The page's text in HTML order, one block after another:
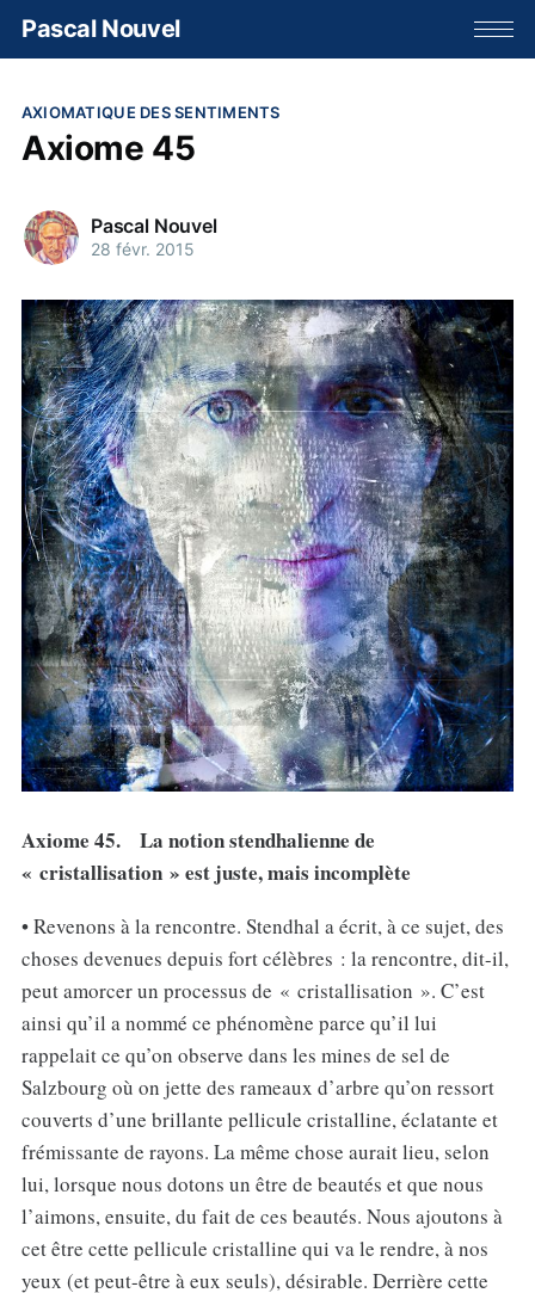
Pascal Nouvel
AXIOMATIQUE DES SENTIMENTS
Axiome 45
Pascal Nouvel
28 févr. 2015
Axiome 45. La notion stendhalienne de
« cristallisation » est juste, mais incomplète
• Revenons à la rencontre. Stendhal a écrit, à ce sujet, des
choses devenues depuis fort célèbres : la rencontre, dit-il,
peut amorcer un processus de « cristallisation ». C’est
ainsi qu’il a nommé ce phénomène parce qu’il lui
rappelait ce qu’on observe dans les mines de sel de
Salzbourg où on jette des rameaux d’arbre qu’on ressort
couverts d’une brillante pellicule cristalline, éclatante et
frémissante de rayons. La même chose aurait lieu, selon
lui, lorsque nous dotons un être de beautés et que nous
l’aimons, ensuite, du fait de ces beautés. Nous ajoutons à
cet être cette pellicule cristalline qui va le rendre, à nos
yeux (et peut-être à eux seuls), désirable. Derrière cette